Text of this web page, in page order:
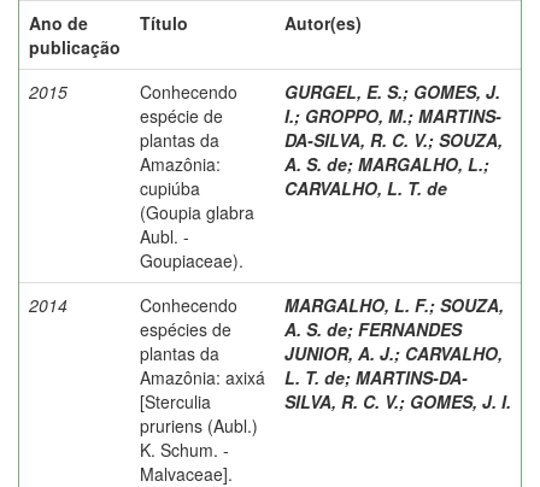
Ano de
publicação
Título Autor(es)
2015
Conhecendo
espécie de
plantas da
Amazônia:
cupiúba
(Goupia glabra
Aubl. -
Goupiaceae).
GURGEL, E. S.; GOMES, J.
I.; GROPPO, M.; MARTINS-
DA-SILVA, R. C. V.; SOUZA,
A. S. de; MARGALHO, L.;
CARVALHO, L. T. de
2014
Conhecendo
espécies de
plantas da
Amazônia: axixá
[Sterculia
pruriens (Aubl.)
K. Schum. -
Malvaceae].
MARGALHO, L. F.; SOUZA,
A. S. de; FERNANDES
JUNIOR, A. J.; CARVALHO,
L. T. de; MARTINS-DA-
SILVA, R. C. V.; GOMES, J. I.